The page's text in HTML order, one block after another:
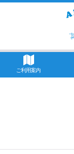
ご利用案内